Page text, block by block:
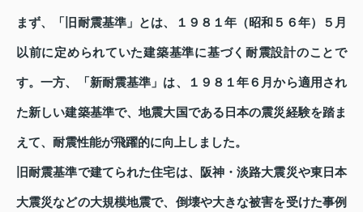
まず、「旧耐震基準」とは、１９８１年（昭和５６年）５月
以前に定められていた建築基準に基づく耐震設計のことで
す。一方、「新耐震基準」は、１９８１年６月から適用され
た新しい建築基準で、地震大国である日本の震災経験を踏ま
えて、耐震性能が飛躍的に向上しました。
旧耐震基準で建てられた住宅は、阪神・淡路大震災や東日本
大震災などの大規模地震で、倒壊や大きな被害を受けた事例